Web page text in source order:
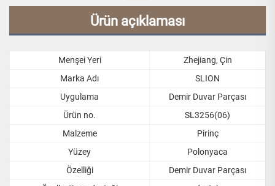
Ürün açıklaması
Menşei Yeri
Zhejiang, Çin
Marka Adı
SLION
Uygulama
Demir Duvar Parçası
Ürün no.
SL3256(06)
Malzeme
Pirinç
Yüzey
Polonyaca
Özelliği
Demir Duvar Parçası